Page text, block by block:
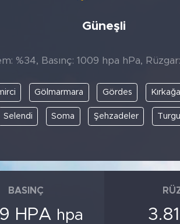
Güneşli
%34, Basınç: 1009 hpa hPa,
Gölmarmara Gördes
Selendi Soma Şehzadeler
BASINÇ
HPA hpa